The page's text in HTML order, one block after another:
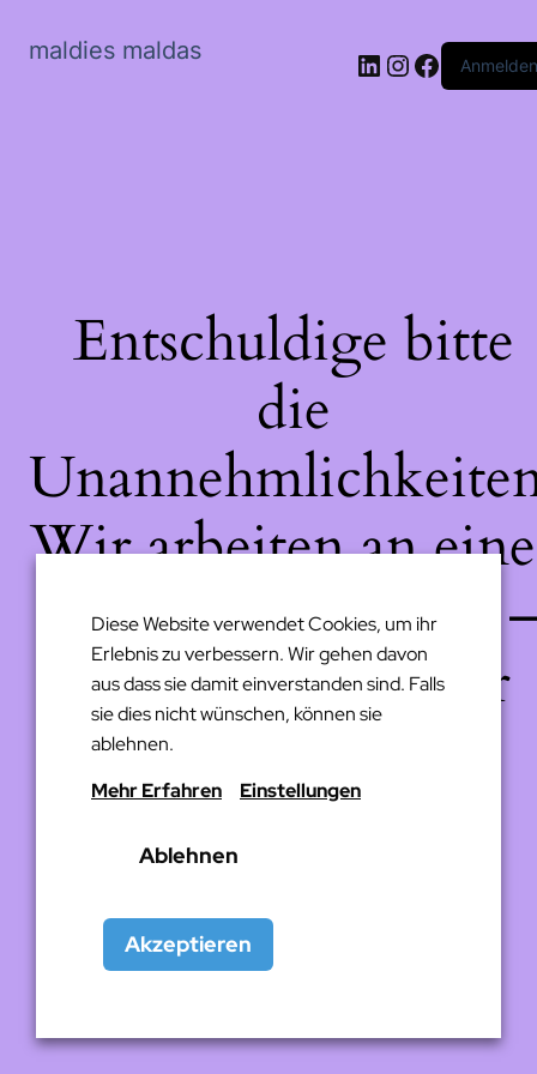
maldies maldas LinkedIn
Instagram
Anmelden
Entschuldige bitte
die
Wir arbeiten an
großartigen Sache
schau bald wieder
Diese Website verwendet Cookies, um ihr
Erlebnis zu verbessern. Wir gehen davon
aus dass sie damit einverstanden sind. Falls
sie dies nicht wünschen, können sie
ablehnen.
Mehr Erfahren
Einstellungen
Ablehnen
Akzeptieren